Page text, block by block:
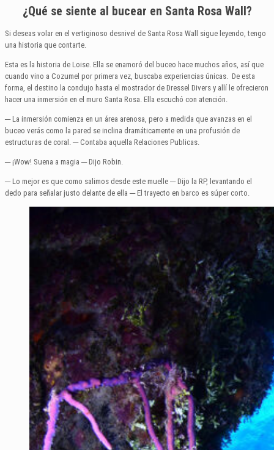
¿Qué se siente al bucear en Santa Rosa Wall?
Si deseas volar en el vertiginoso desnivel de Santa Rosa Wall sigue leyendo, tengo
una historia que contarte.
Esta es la historia de Loise. Ella se enamoró del buceo hace muchos años, así que
cuando vino a Cozumel por primera vez, buscaba experiencias únicas. De esta
forma, el destino la condujo hasta el mostrador de Dressel Divers y allí le ofrecieron
hacer una inmersión en el muro Santa Rosa. Ella escuchó con atención.
─ La inmersión comienza en un área arenosa, pero a medida que avanzas en el
buceo verás como la pared se inclina dramáticamente en una profusión de
estructuras de coral. ─ Contaba aquella Relaciones Publicas.
─ ¡Wow! Suena a magia ─ Dijo Robin.
─ Lo mejor es que como salimos desde este muelle ─ Dijo la RP, levantando el
dedo para señalar justo delante de ella ─ El trayecto en barco es súper corto.